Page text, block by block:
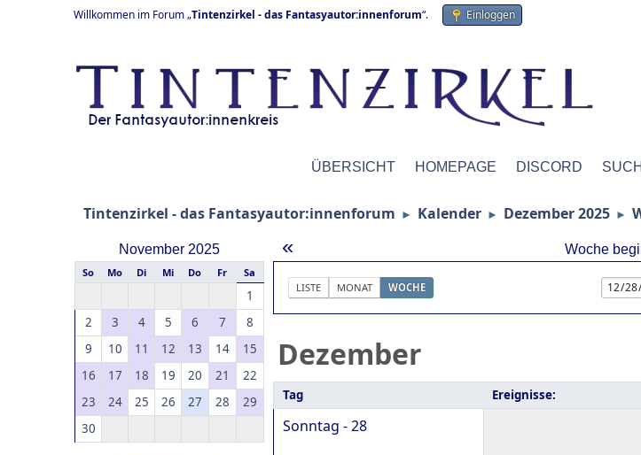
Willkommen im Forum „Tintenzirkel - das Fantasyautor:innenforum“. Einloggen
ÜBERSICHT HOMEPAGE DISCORD
Tintenzirkel - das Fantasyautor:innenforum ► Kalender ► Dezember 2025 ►
November 2025
So Mo Di Mi Do Fr Sa
1
2
3 4 5 6 7
8
9
10 11 12 13 14
15
16
17 18 19 20 21
22
23
24 25 26 27 28
29
30
« Woche
LISTE MONAT WOCHE
Dezember
Tag Ereignisse:
Sonntag - 28